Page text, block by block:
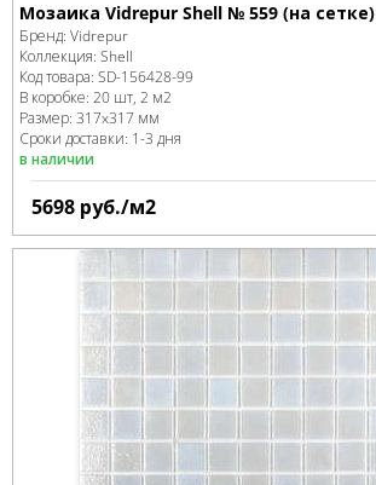
Мозаика Vidrepur Shell № 559 (на сетке)
Бренд: Vidrepur
Коллекция: Shell
Код товара: SD-156428-99
В коробке: 20 шт, 2 м2
Размер: 317x317 мм
Сроки доставки: 1-3 дня
в наличии
5698 руб./м2